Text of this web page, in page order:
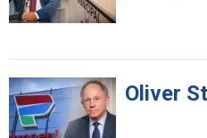
Oliver